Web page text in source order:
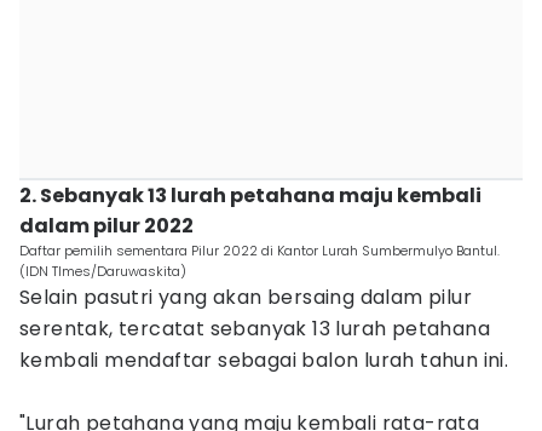
2. Sebanyak 13 lurah petahana maju kembali
dalam pilur 2022‎
Daftar pemilih sementara Pilur 2022 di Kantor Lurah Sumbermulyo Bantul.
(IDN TImes/Daruwaskita)
Selain pasutri yang akan bersaing dalam pilur
serentak, tercatat sebanyak 13 lurah petahana
kembali mendaftar sebagai balon lurah tahun ini.
"Lurah petahana yang maju kembali rata-rata